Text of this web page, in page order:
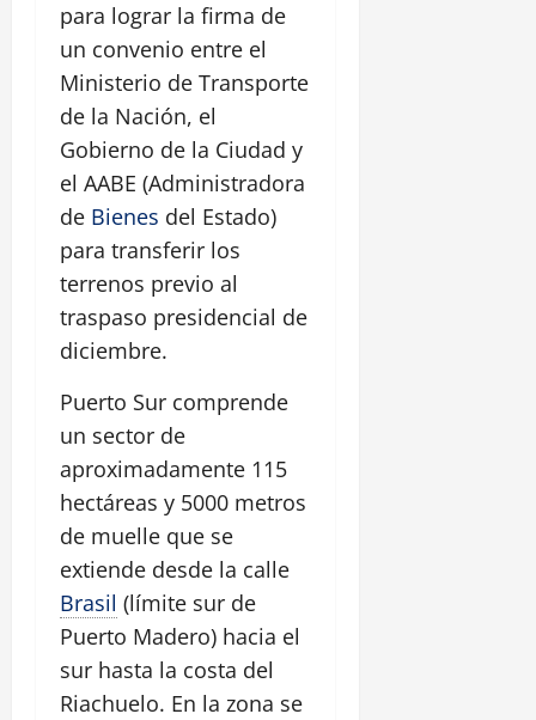
para lograr la firma de
un convenio entre el
Ministerio de Transporte
de la Nación, el
Gobierno de la Ciudad y
el AABE (Administradora
de Bienes del Estado)
para transferir los
terrenos previo al
traspaso presidencial de
diciembre.
Puerto Sur comprende
un sector de
aproximadamente 115
hectáreas y 5000 metros
de muelle que se
extiende desde la calle
Brasil (límite sur de
Puerto Madero) hacia el
sur hasta la costa del
Riachuelo. En la zona se